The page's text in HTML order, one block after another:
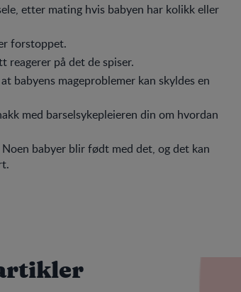
etter mating hvis babyen har kolikk eller
forstoppet.
reagerer på det de spiser.
babyens mageproblemer kan skyldes en
med barselsykepleieren din om hvordan
babyer blir født med det, og det kan